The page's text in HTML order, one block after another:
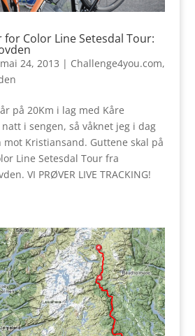
Color Line Setesdal Tour:
mai 24, 2013 | Challenge4you.com,
på 20Km i lag med Kåre
i sengen, så våknet jeg i dag
Kristiansand. Guttene skal på
Line Setesdal Tour fra
VI PRØVER LIVE TRACKING!